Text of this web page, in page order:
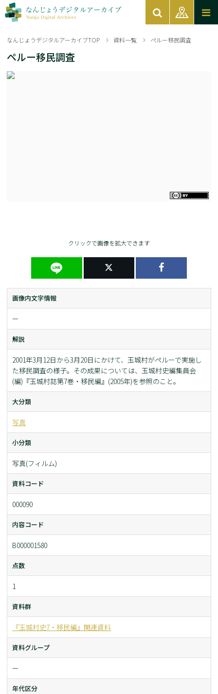
なんじょうデジタルアーカイブTOP 資料一覧 ペルー移民調査
ペルー移民調査
クリックで画像を拡大できます
画像内文字情報
ー
解説
2001年3月12日から3月20日にかけて、玉城村がペルーで実施し
た移民調査の様子。その成果については、玉城村史編集員会
(編)『玉城村誌第7巻・移民編』(2005年)を参照のこと。
大分類
写真
小分類
写真(フィルム)
資料コード
000090
内容コード
B000001580
点数
1
資料群
『玉城村史7・移民編』関連資料
資料グループ
ー
年代区分